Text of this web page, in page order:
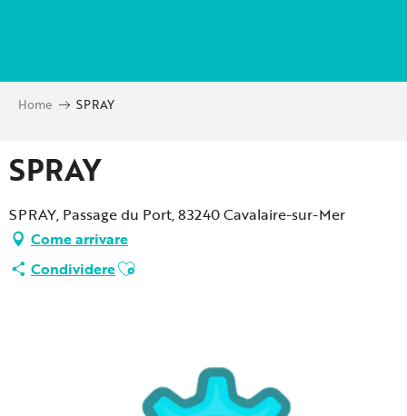
principal
Home SPRAY
SPRAY
SPRAY, Passage du Port, 83240 Cavalaire-sur-Mer
Come arrivare
CondividereAjouter aux favoris